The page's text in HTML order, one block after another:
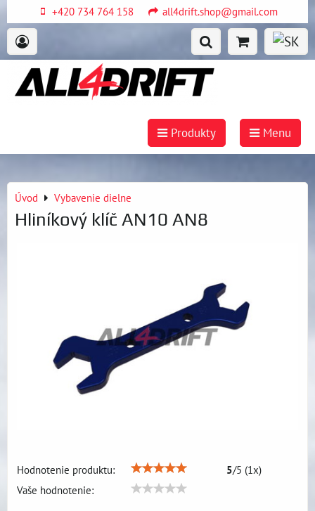
+420 734 764 158 all4drift.shop@gmail.com
Produkty Menu
Úvod Vybavenie dielne
Hliníkový klíč AN10 AN8
Hodnotenie produktu: 5/5 (1x)
Vaše hodnotenie: